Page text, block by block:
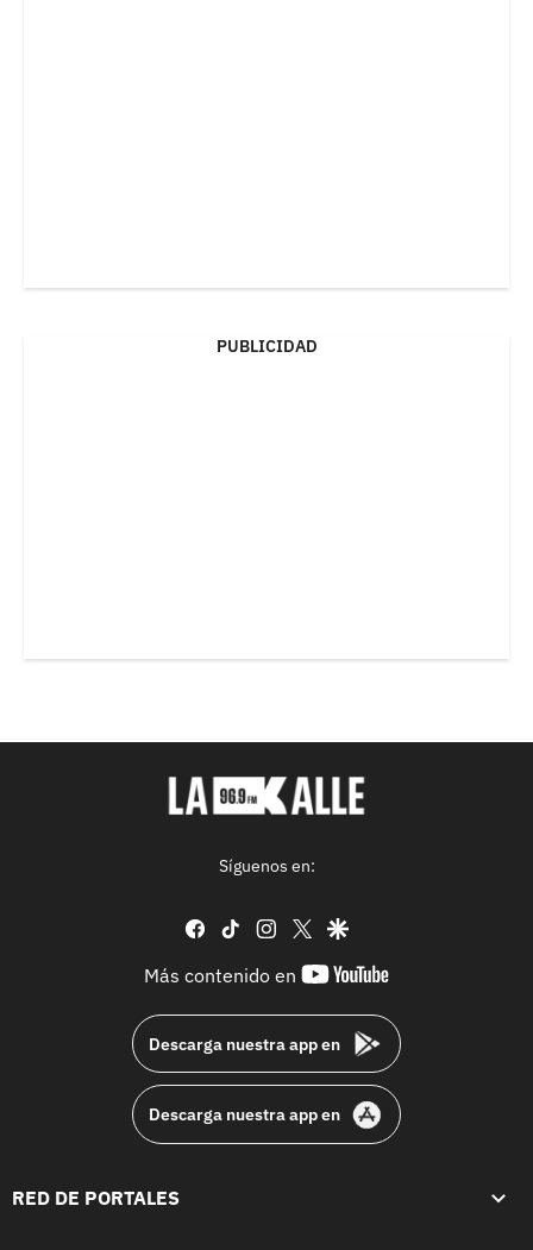
PUBLICIDAD
Síguenos en:
facebook
tiktok instagram
twittergoogle
Más contenido en
youtube-
Descarga nuestra app en
Descarga nuestra app en
RED DE PORTALES